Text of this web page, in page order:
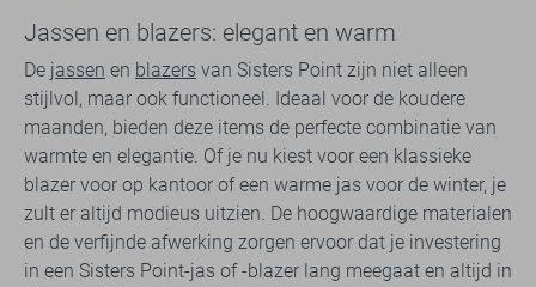
Jassen en blazers: elegant en warm
De jassen en blazers van Sisters Point zijn niet alleen
stijlvol, maar ook functioneel. Ideaal voor de koudere
maanden, bieden deze items de perfecte combinatie van
warmte en elegantie. Of je nu kiest voor een klassieke
blazer voor op kantoor of een warme jas voor de winter, je
zult er altijd modieus uitzien. De hoogwaardige materialen
en de verfijnde afwerking zorgen ervoor dat je investering
in een Sisters Point-jas of -blazer lang meegaat en altijd in